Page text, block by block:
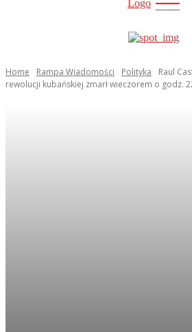
news
Home Rampa Wiadomości Polityka
Raul
rewolucji kubańskiej zmarł wieczorem o godz.